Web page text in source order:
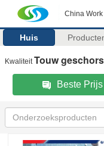
China
Huis
KwaliteitTouw
Beste Prijs